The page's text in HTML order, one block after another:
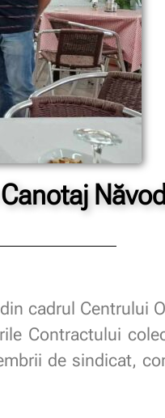
cadrul Centrului
Contractului
de sindicat,